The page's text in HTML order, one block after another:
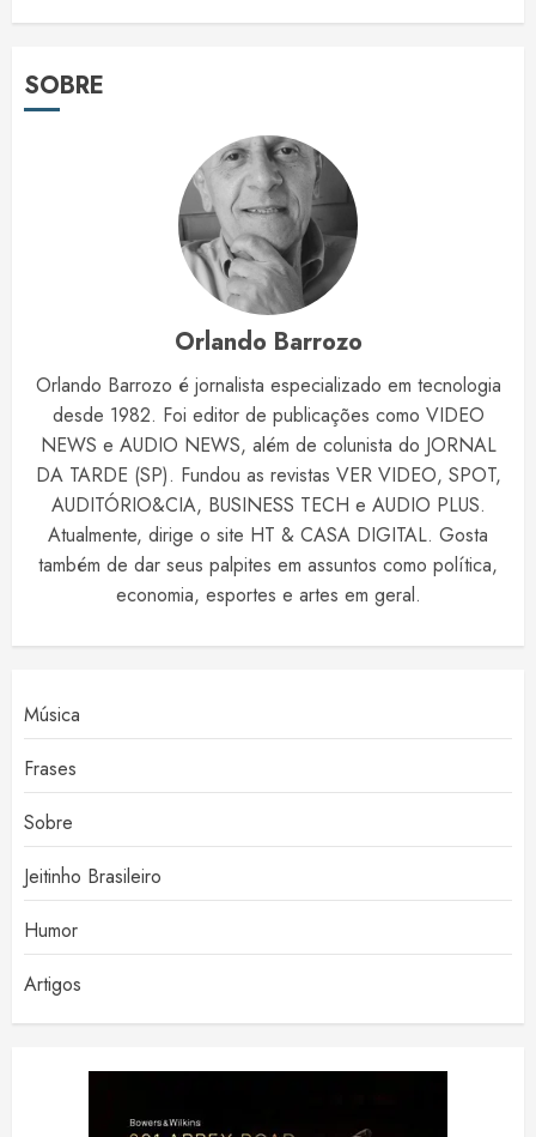
SOBRE
Orlando Barrozo
Orlando Barrozo é jornalista especializado em tecnologia
desde 1982. Foi editor de publicações como VIDEO
NEWS e AUDIO NEWS, além de colunista do JORNAL
DA TARDE (SP). Fundou as revistas VER VIDEO, SPOT,
AUDITÓRIO&CIA, BUSINESS TECH e AUDIO PLUS.
Atualmente, dirige o site HT & CASA DIGITAL. Gosta
também de dar seus palpites em assuntos como política,
economia, esportes e artes em geral.
Música
Frases
Sobre
Jeitinho Brasileiro
Humor
Artigos